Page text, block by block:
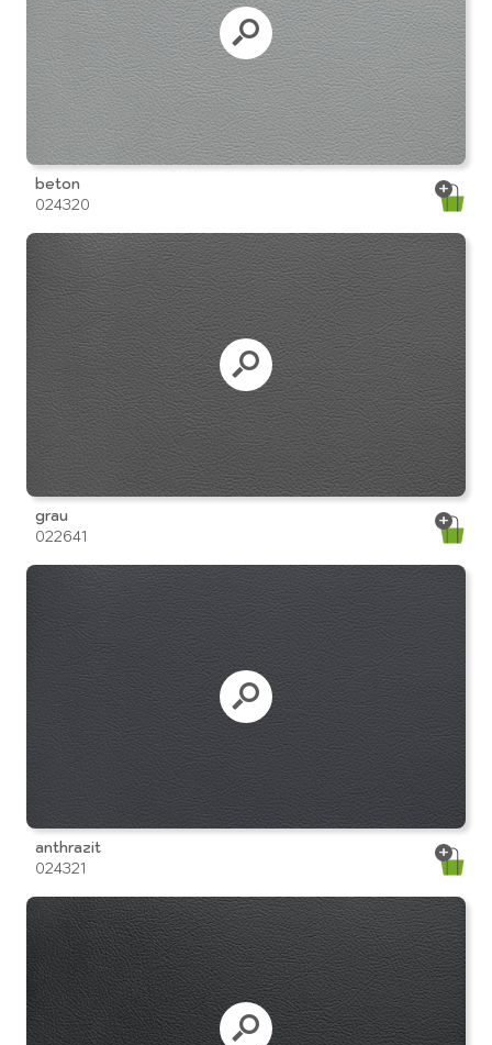
beton
024320
grau
022641
anthrazit
024321